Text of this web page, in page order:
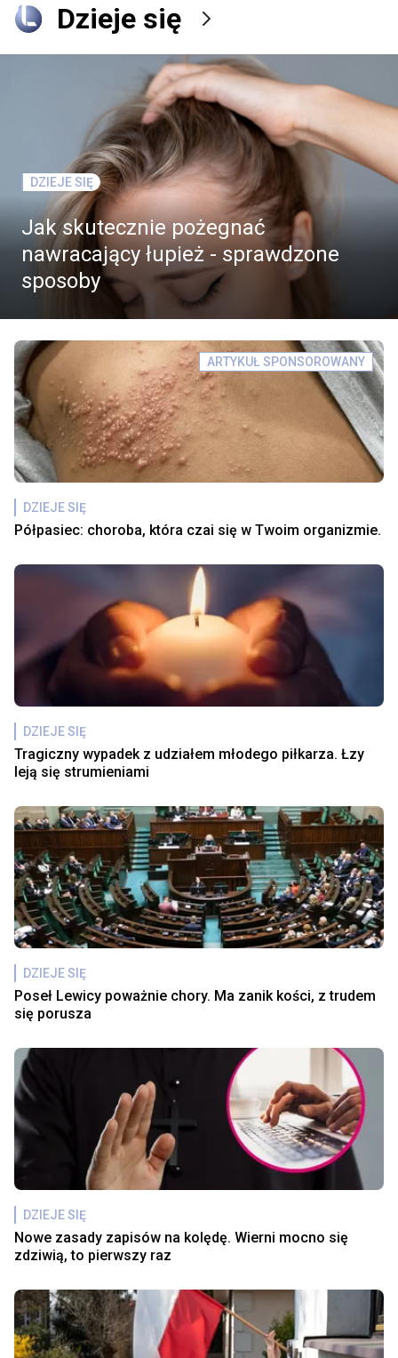
metamorfozę. W tym samym czasie znaczenie na
Teraz obaj nadawcy ostro ze sobą konkurują i nie
przebierają przy tym w środkach. Tym razem to TVP
wyciągnęło działa i skierowało je przeciwko
prezenterce, która przez lata była twarzą stacji.
Dzieje się
DZIEJE SIĘ
Jak skutecznie pożegnać
nawracający łupież - sprawdzone
sposoby
ARTYKUŁ SPONSOROWANY
DZIEJE SIĘ
Półpasiec: choroba, która czai się w Twoim organizmie.
DZIEJE SIĘ
Tragiczny wypadek z udziałem młodego piłkarza. Łzy
leją się strumieniami
DZIEJE SIĘ
Poseł Lewicy poważnie chory. Ma zanik kości, z trudem
się porusza
DZIEJE SIĘ
Nowe zasady zapisów na kolędę. Wierni mocno się
zdziwią, to pierwszy raz